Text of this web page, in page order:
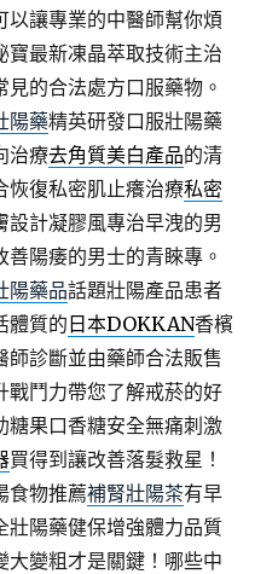
以讓專業的中醫師幫你煩
寶最新凍晶萃取技術主治
見的合法處方口服藥物。
陽藥精英研發口服壯陽藥
治療去角質美白產品的清
恢復私密肌止癢治療私密
設計凝膠風專治早洩的男
善陽痿的男士的青睞專。
陽藥品話題壯陽產品患者
體質的 日本DOKKAN香檳
師診斷並由藥師合法販售
戰鬥力帶您了解戒菸的好
糖果口香糖安全無痛刺激
買得到讓改善落髮救星！
食物推薦補腎壯陽茶有早
壯陽藥健保增強體力品質
大變粗才是關鍵！哪些中